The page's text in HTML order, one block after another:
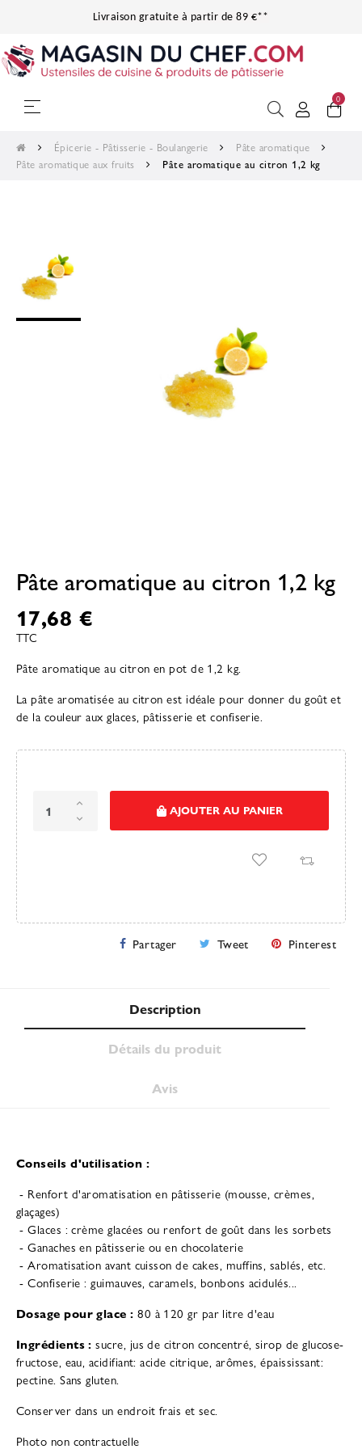
Livraison gratuite à partir de 89 €**
Basculer la navigation
☰ 0
Épicerie - Pâtisserie - Boulangerie
Pâte aromatique
Pâte aromatique aux fruits
Pâte aromatique au citron 1,2 kg
Pâte aromatique au citron 1,2 kg
17,68 €
TTC
Pâte aromatique au citron en pot de 1,2 kg.
La pâte aromatisée au citron est idéale pour donner du goût et
de la couleur aux glaces, pâtisserie et confiserie.
AJOUTER AU PANIER
Partager Tweet Pinterest
Description
Détails du produit
Avis
Conseils d'utilisation :
- Renfort d'aromatisation en pâtisserie (mousse, crèmes,
glaçages)
- Glaces : crème glacées ou renfort de goût dans les sorbets
- Ganaches en pâtisserie ou en chocolaterie
- Aromatisation avant cuisson de cakes, muffins, sablés, etc.
- Confiserie : guimauves, caramels, bonbons acidulés...
Dosage pour glace : 80 à 120 gr par litre d'eau
Ingrédients : sucre, jus de citron concentré, sirop de glucose-
fructose, eau, acidifiant: acide citrique, arômes, épaississant:
pectine. Sans gluten.
Conserver dans un endroit frais et sec.
Photo non contractuelle